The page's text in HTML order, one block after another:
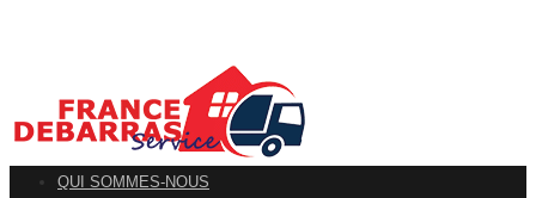
QUI SOMMES-NOUS